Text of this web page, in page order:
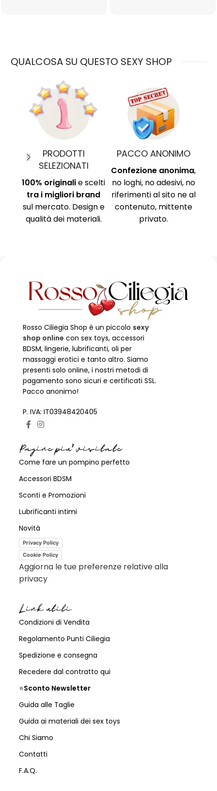
QUALCOSA SU QUESTO SEXY SHOP
PAGAMENTI SICURI
Protocollo di
sicurezza SSL per
proteggere i tuoi dati.
Circuito sicuro Paypal,
carta di credito,
TEMPI DI CONSEGNA
Chiari e definiti in
ciascuna scheda
prodotto! Tutto
tramite logistica.
Rosso Ciliegia Shop è un piccolo sexy
shop online con sex toys, accessori
BDSM, lingerie, lubrificanti, oli per
massaggi erotici e tanto altro. Siamo
presenti solo online, i nostri metodi di
pagamento sono sicuri e certificati SSL.
Pacco anonimo!
P. IVA: IT03948420405
Pagine piu' visitate
Come fare un pompino perfetto
Accessori BDSM
Sconti e Promozioni
Lubrificanti intimi
Novità
Privacy Policy
Cookie Policy
Aggiorna le tue preferenze relative alla
privacy
Link utili
Condizioni di Vendita
Regolamento Punti Ciliegia
Spedizione e consegna
Recedere dal contratto qui
⭐Sconto Newsletter
Guida alle Taglie
Guida ai materiali dei sex toys
Chi Siamo
Contatti
F.A.Q.